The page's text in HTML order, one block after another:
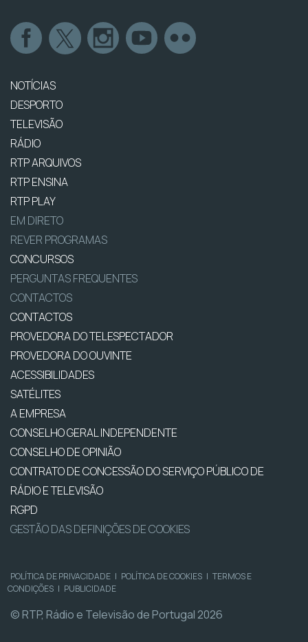
NOTÍCIAS
DESPORTO
TELEVISÃO
RÁDIO
RTP ARQUIVOS
RTP ENSINA
RTP PLAY
EM DIRETO
REVER PROGRAMAS
CONCURSOS
PERGUNTAS FREQUENTES
CONTACTOS
CONTACTOS
PROVEDORA DO TELESPECTADOR
PROVEDORA DO OUVINTE
ACESSIBILIDADES
SATÉLITES
A EMPRESA
CONSELHO GERAL INDEPENDENTE
CONSELHO DE OPINIÃO
CONTRATO DE CONCESSÃO DO SERVIÇO PÚBLICO DE
RÁDIO E TELEVISÃO
RGPD
GESTÃO DAS DEFINIÇÕES DE COOKIES
POLÍTICA DE PRIVACIDADE | POLÍTICA DE COOKIES | TERMOS E
CONDIÇÕES | PUBLICIDADE
© RTP, Rádio e Televisão de Portugal 2026